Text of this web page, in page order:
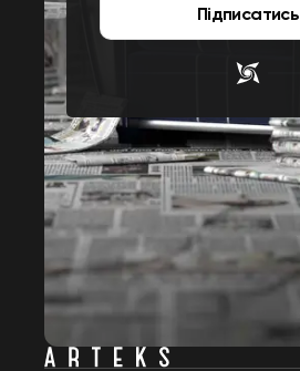
Підписатись